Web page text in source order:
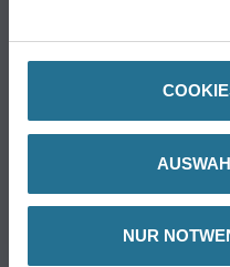
NUR
Werkzeug & Maschinen
Verbrauchsmaterialien
Unternehmen
Services